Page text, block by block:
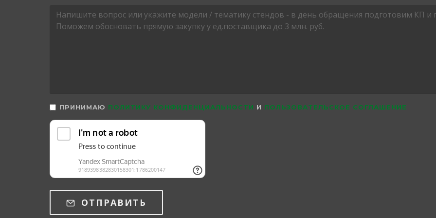
ПРИНИМАЮ ПОЛИТИКУ КОНФИДЕНЦИАЛЬНОСТИ И ПОЛЬЗОВАТЕЛЬСКОЕ СОГЛАШЕНИЕ
ОТПРАВИТЬ